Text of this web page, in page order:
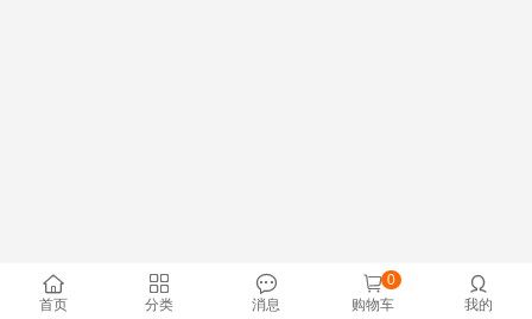

首页

分类

消息

购物车
0 
我的